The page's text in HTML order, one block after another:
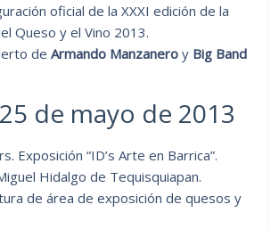
oficial de la XXXI edición de la
Queso y el Vino 2013.
deArmando Manzanero y Big Band
de mayo de 2013
Exposición “ID’s Arte en Barrica”.
Hidalgo de Tequisquiapan.
de área de exposición de quesos y